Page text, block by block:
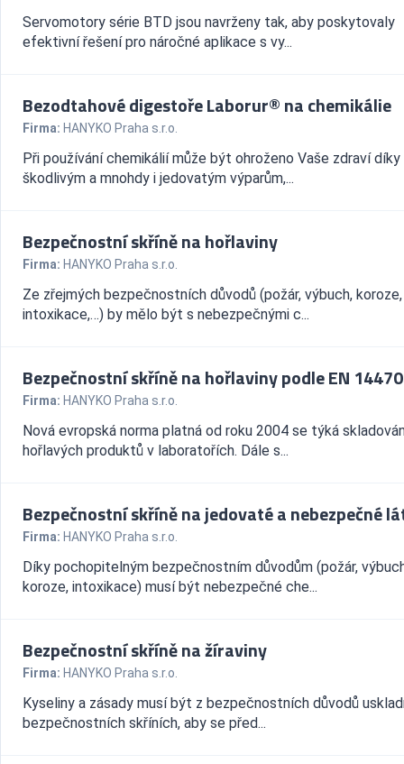
Servomotory série BTD jsou navrženy tak, aby poskytovaly
efektivní řešení pro náročné aplikace s vy...
Bezodtahové digestoře Laborur® na chemikálie
Firma: HANYKO Praha s.r.o.
Při používání chemikálií může být ohroženo Vaše zdraví díky
škodlivým a mnohdy i jedovatým výparům,...
Bezpečnostní skříně na hořlaviny
Firma: HANYKO Praha s.r.o.
Ze zřejmých bezpečnostních důvodů (požár, výbuch, koroze,
intoxikace,…) by mělo být s nebezpečnými c...
Bezpečnostní skříně na hořlaviny podle EN
Firma: HANYKO Praha s.r.o.
Nová evropská norma platná od roku 2004 se týká
hořlavých produktů v laboratořích. Dále s...
Bezpečnostní skříně na jedovaté a nebezpečné
Firma: HANYKO Praha s.r.o.
Díky pochopitelným bezpečnostním důvodům (požár,
koroze, intoxikace) musí být nebezpečné che...
Bezpečnostní skříně na žíraviny
Firma: HANYKO Praha s.r.o.
Kyseliny a zásady musí být z bezpečnostních důvodů
bezpečnostních skříních, aby se před...